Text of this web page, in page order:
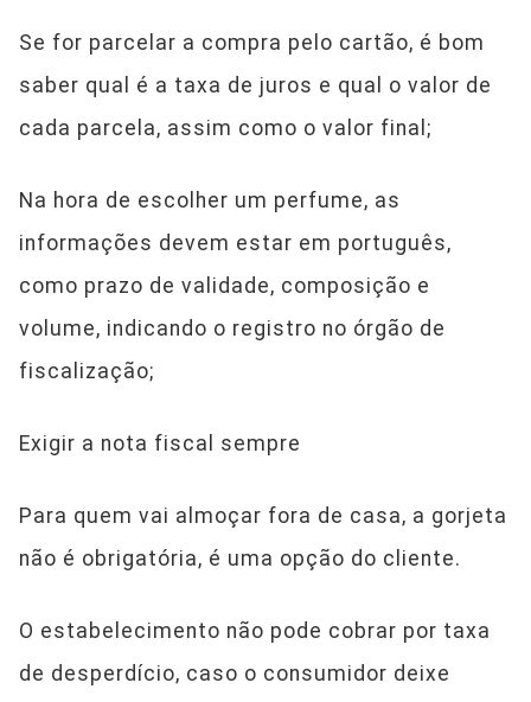
Se for parcelar a compra pelo cartão, é bom
saber qual é a taxa de juros e qual o valor de
cada parcela, assim como o valor final;
Na hora de escolher um perfume, as
informações devem estar em português,
como prazo de validade, composição e
volume, indicando o registro no órgão de
fiscalização;
Exigir a nota fiscal sempre
Para quem vai almoçar fora de casa, a gorjeta
não é obrigatória, é uma opção do cliente.
O estabelecimento não pode cobrar por taxa
de desperdício, caso o consumidor deixe